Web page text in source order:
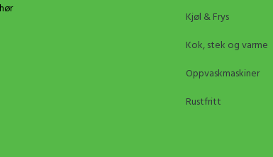
Kjøl & Frys
Kok, stek og varme
Oppvaskmaskiner
Rustfritt